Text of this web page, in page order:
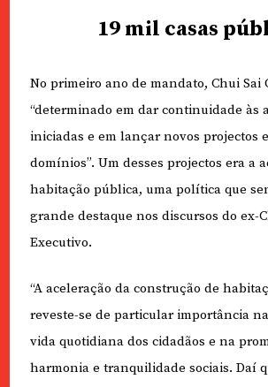
19 mil casas
No primeiro ano de mandato, Chui Sai
“determinado em dar continuidade às
iniciadas e em lançar novos projectos
domínios”. Um desses projectos era a
habitação pública, uma política que
grande destaque nos discursos do ex-
Executivo.
“A aceleração da construção de
reveste-se de particular importância
vida quotidiana dos cidadãos e na
harmonia e tranquilidade sociais. Daí